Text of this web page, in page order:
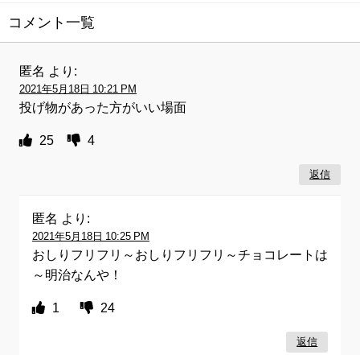
コメント一覧
匿名 より:
2021年5月18日 10:21 PM
投げ物があった方がいい場面
25 4
返信
匿名 より:
2021年5月18日 10:25 PM
おしりフリフリ～おしりフリフリ～チョコレートは
～明治なんや！
1 24
返信